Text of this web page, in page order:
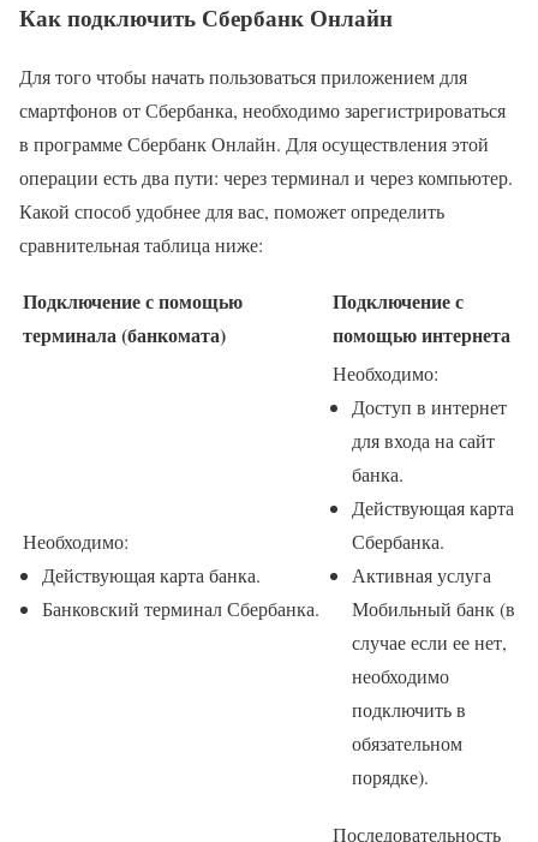
Как подключить Сбербанк Онлайн
Для того чтобы начать пользоваться приложением для
смартфонов от Сбербанка, необходимо зарегистрироваться
в программе Сбербанк Онлайн. Для осуществления этой
операции есть два пути: через терминал и через компьютер.
Какой способ удобнее для вас, поможет определить
сравнительная таблица ниже:
Подключение с помощью
терминала (банкомата)
Подключение с
помощью интернета
Необходимо:
Действующая карта банка.
Банковский терминал Сбербанка.
Необходимо:
Доступ в интернет
для входа на сайт
банка.
Действующая карта
Сбербанка.
Активная услуга
Мобильный банк (в
случае если ее нет,
необходимо
подключить в
обязательном
порядке).
Последовательность